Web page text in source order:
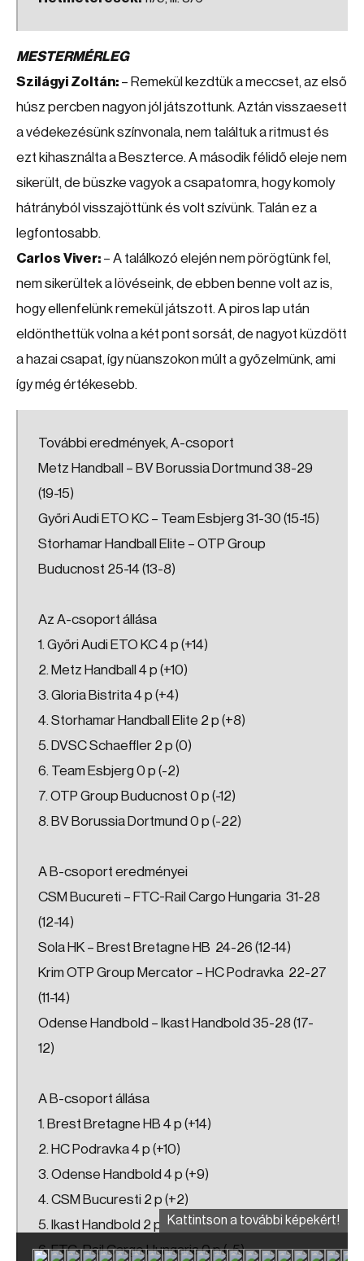
MESTERMÉRLEG
Szilágyi Zoltán: – Remekül kezdtük a meccset, az első
húsz percben nagyon jól játszottunk. Aztán visszaesett
a védekezésünk színvonala, nem találtuk a ritmust és
ezt kihasználta a Beszterce. A második félidő eleje nem
sikerült, de büszke vagyok a csapatomra, hogy komoly
hátrányból visszajöttünk és volt szívünk. Talán ez a
legfontosabb.
Carlos Viver: – A találkozó elején nem pörögtünk fel,
nem sikerültek a lövéseink, de ebben benne volt az is,
hogy ellenfelünk remekül játszott. A piros lap után
eldönthettük volna a két pont sorsát, de nagyot küzdött
a hazai csapat, így nüanszokon múlt a győzelmünk, ami
így még értékesebb.
További eredmények, A-csoport
Metz Handball – BV Borussia Dortmund 38-29
(19-15)
Győri Audi ETO KC – Team Esbjerg 31-30 (15-15)
Storhamar Handball Elite – OTP Group
Buducnost 25-14 (13-8)
Az A-csoport állása
1. Győri Audi ETO KC 4 p (+14)
2. Metz Handball 4 p (+10)
3. Gloria Bistrita 4 p (+4)
4. Storhamar Handball Elite 2 p (+8)
5. DVSC Schaeffler 2 p (0)
6. Team Esbjerg 0 p (-2)
7. OTP Group Buducnost 0 p (-12)
8. BV Borussia Dortmund 0 p (-22)
A B-csoport eredményei
CSM Bucureti – FTC-Rail Cargo Hungaria 31-28
(12-14)
Sola HK – Brest Bretagne HB 24-26 (12-14)
Krim OTP Group Mercator – HC Podravka 22-27
(11-14)
Odense Handbold – Ikast Handbold 35-28 (17-
12)
A B-csoport állása
1. Brest Bretagne HB 4 p (+14)
2. HC Podravka 4 p (+10)
3. Odense Handbold 4 p (+9)
4. CSM Bucuresti 2 p (+2)
5. Ikast Handbold 2 p (-6)
6. FTC-Rail Cargo Hungaria 0 p (-5)
Kattintson a további képekért!